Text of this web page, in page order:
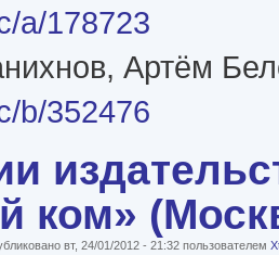
a/178723
Артём
b/352476
ком»
вт, 24/01/2012 - 21:32 пользователем